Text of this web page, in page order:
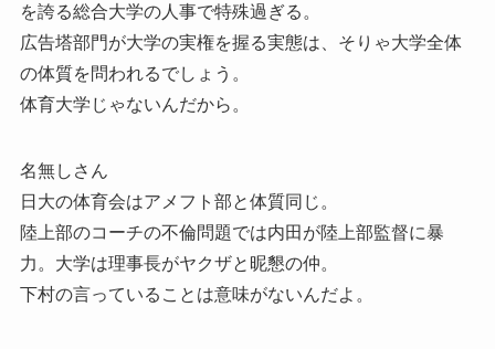
を誇る総合大学の人事で特殊過ぎる。
広告塔部門が大学の実権を握る実態は、そりゃ大学全体
の体質を問われるでしょう。
体育大学じゃないんだから。
名無しさん
日大の体育会はアメフト部と体質同じ。
陸上部のコーチの不倫問題では内田が陸上部監督に暴
力。大学は理事長がヤクザと昵懇の仲。
下村の言っていることは意味がないんだよ。